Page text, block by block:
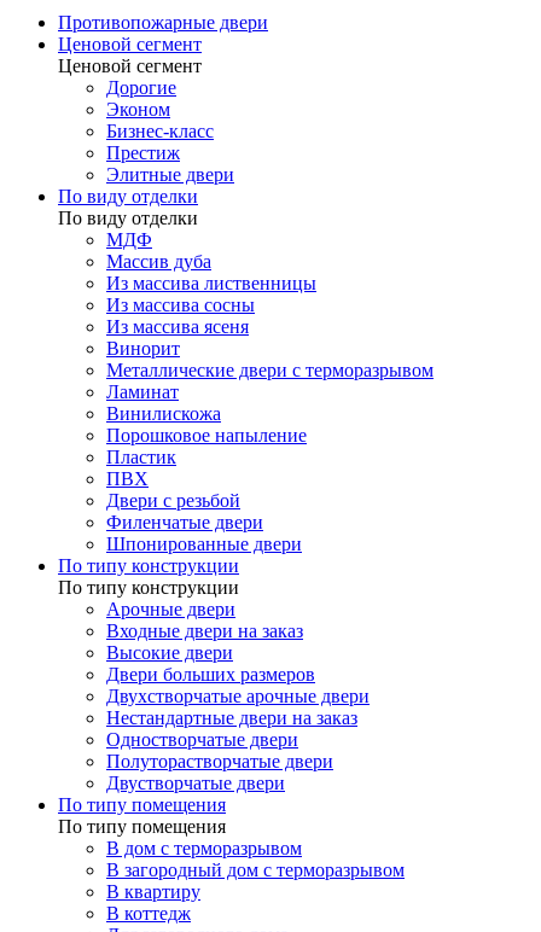
Противопожарные двери
Ценовой сегмент
Ценовой сегмент
Дорогие
Эконом
Бизнес-класс
Престиж
Элитные двери
По виду отделки
По виду отделки
МДФ
Массив дуба
Из массива лиственницы
Из массива сосны
Из массива ясеня
Винорит
Металлические двери с терморазрывом
Ламинат
Винилискожа
Порошковое напыление
Пластик
ПВХ
Двери с резьбой
Филенчатые двери
Шпонированные двери
По типу конструкции
По типу конструкции
Арочные двери
Входные двери на заказ
Высокие двери
Двери больших размеров
Двухстворчатые арочные двери
Нестандартные двери на заказ
Одностворчатые двери
Полуторастворчатые двери
Двустворчатые двери
По типу помещения
По типу помещения
В дом с терморазрывом
В загородный дом с терморазрывом
В квартиру
В коттедж